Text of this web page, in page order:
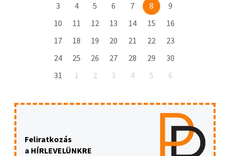
3
4 5 6 7 8
9
10
11 12 13 14 15
16
17
18 19 20 21 22
23
24
25 26 27 28 29
30
31
1 2 3 4 5 6
Feliratkozás
a HÍRLEVELÜNKRE